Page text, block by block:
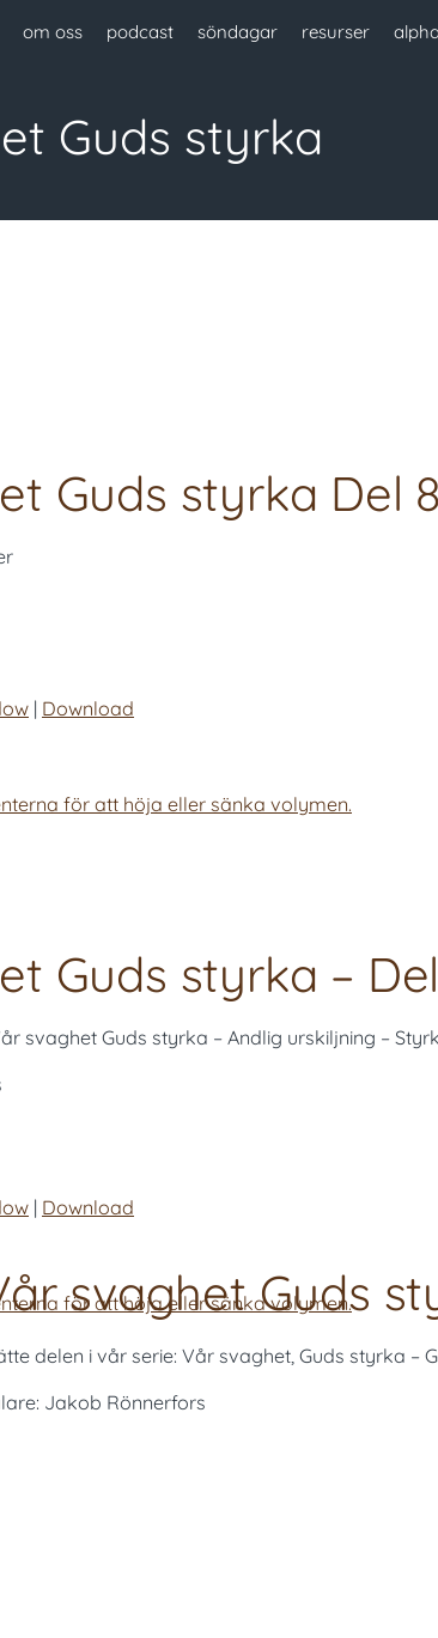
om oss podcast söndagar resurser alpha
Guds styrka
Guds styrka Del 8
för att höja eller sänka volymen.
| Download
Guds styrka –
svaghet Guds styrka – Andlig urskiljning –
för att höja eller sänka volymen.
| Download
svaghet Guds
delen i vår serie: Vår svaghet, Guds styrka –
Jakob Rönnerfors